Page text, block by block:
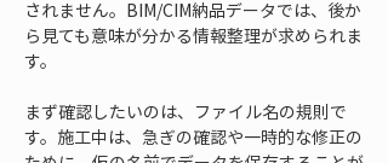
されません。BIM/CIM納品データでは、後か
ら見ても意味が分かる情報整理が求められま
す。
まず確認したいのは、ファイル名の規則で
す。施工中は、急ぎの確認や一時的な修正の